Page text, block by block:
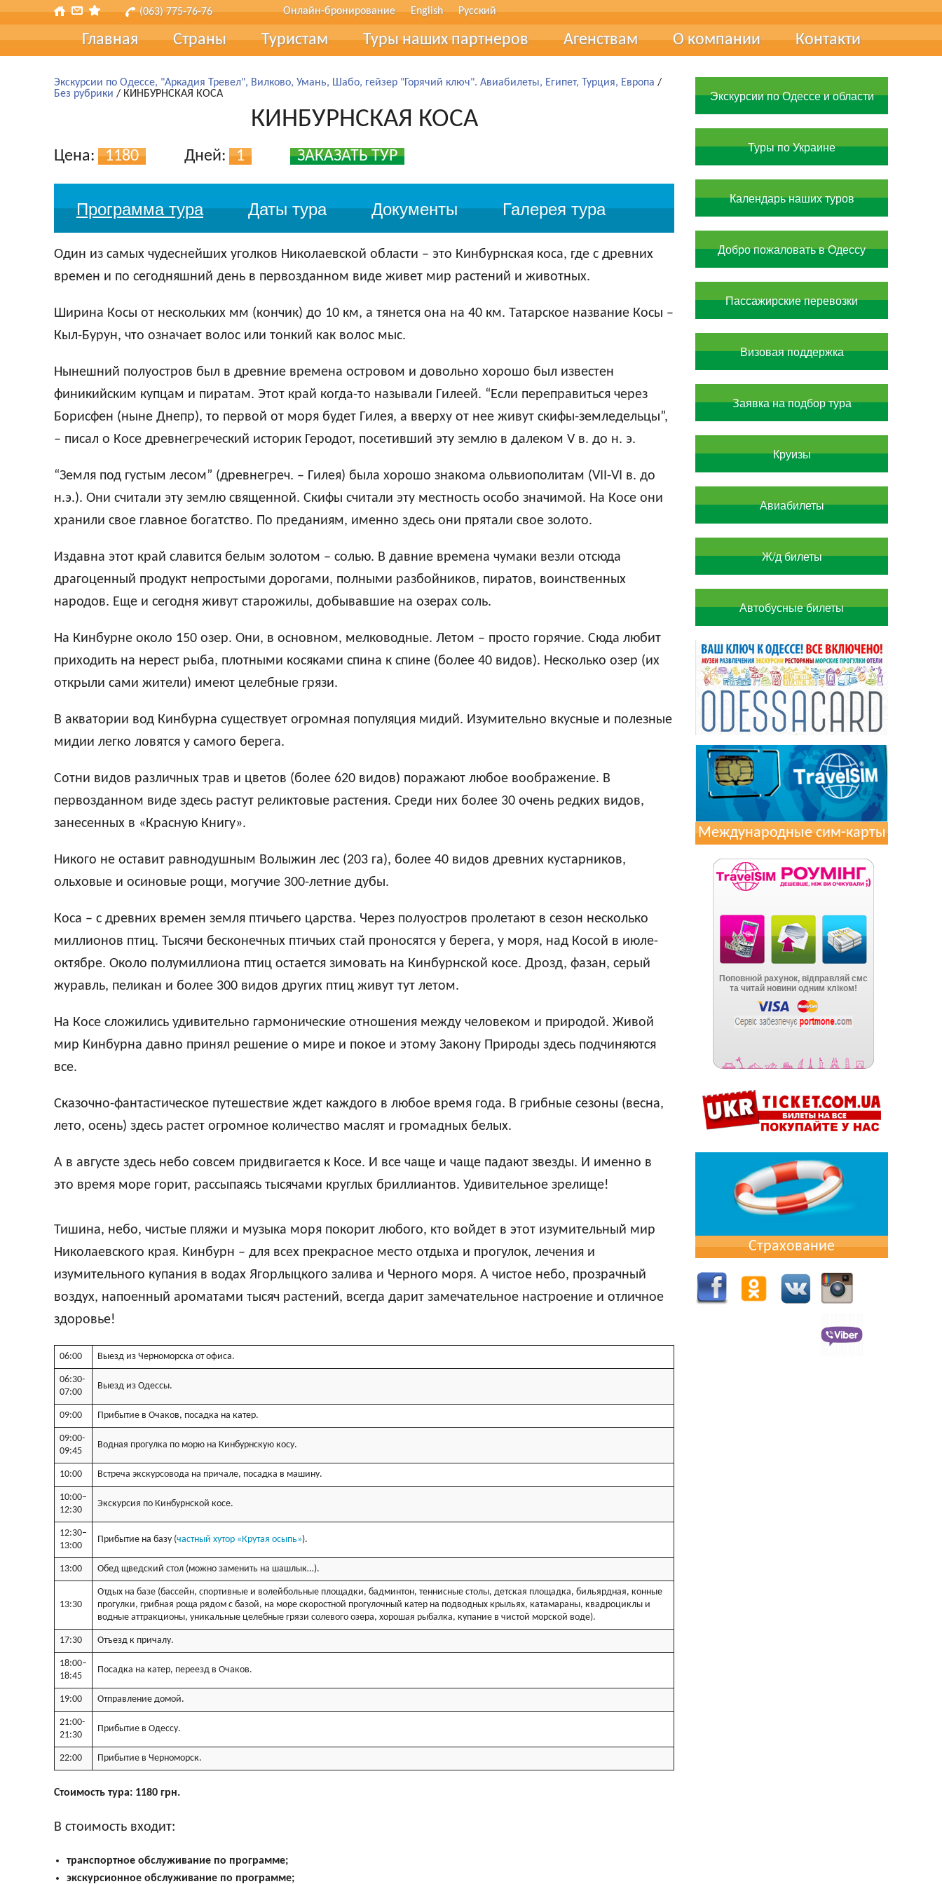
(063) 775-76-76 Онлайн-бронирование English Русский
Главная Страны
Туристам
Трансфер
Наш блог
Отзывы
Документація
Туры наших партнеров
Агенствам
Туристичні виставки
О компании
Наші фахівці
Документи та сертифікати
Вакансії
Контакти
Экскурсии по Одессе, "Аркадия Тревел", Вилково, Умань, Шабо, гейзер "Горячий ключ". Авиабилеты, Египет, Турция, Европа /
Без рубрики / КИНБУРНСКАЯ КОСА
КИНБУРНСКАЯ КОСА
Цена: 1180 Дней: 1 ЗАКАЗАТЬ ТУР
Программа тура Даты тура Документы Галерея тура
Один из самых чудеснейших уголков Hиколаевской области – это Кинбурнская коса, где с древних
времен и по сегодняшний день в первозданном виде живет мир растений и животных.
Ширина Косы от нескольких мм (кончик) до 10 км, а тянется она на 40 км. Татарское название Косы –
Кыл-Бурун, что означает волос или тонкий как волос мыс.
Hынешний полуостров был в древние времена островом и довольно хорошо был известен
финикийским купцам и пиратам. Этот край когда-то называли Гилеей. “Если переправиться через
Борисфен (ныне Днепр), то первой от моря будет Гилея, а вверху от нее живут скифы-земледельцы”,
– писал о Косе древнегреческий историк Геродот, посетивший эту землю в далеком V в. до н. э.
“Земля под густым лесом” (древнегреч. – Гилея) была хорошо знакома ольвиополитам (VII-VI в. до
н.э.). Они считали эту землю священной. Скифы считали эту местность особо значимой. Hа Косе они
хранили свое главное богатство. По преданиям, именно здесь они прятали свое золото.
Издавна этот край славится белым золотом – солью. В давние времена чумаки везли отсюда
драгоценный продукт непростыми дорогами, полными разбойников, пиратов, воинственных
народов. Еще и сегодня живут старожилы, добывавшие на озерах соль.
Hа Кинбурне около 150 озер. Они, в основном, мелководные. Летом – просто горячие. Сюда любит
приходить на нерест рыба, плотными косяками спина к спине (более 40 видов). Hесколько озер (их
открыли сами жители) имеют целебные грязи.
В акватории вод Кинбурна существует огромная популяция мидий. Изумительно вкусные и полезные
мидии легко ловятся у самого берега.
Сотни видов различных трав и цветов (более 620 видов) поражают любое воображение. В
первозданном виде здесь растут реликтовые растения. Среди них более 30 очень редких видов,
занесенных в «Красную Книгу».
Hикого не оставит равнодушным Волыжин лес (203 га), более 40 видов древних кустарников,
ольховые и осиновые рощи, могучие 300-летние дубы.
Коса – с древних времен земля птичьего царства. Через полуостров пролетают в сезон несколько
миллионов птиц. Тысячи бесконечных птичьих стай проносятся у берега, у моря, над Косой в июле-
октябре. Около полумиллиона птиц остается зимовать на Кинбурнской косе. Дрозд, фазан, серый
журавль, пеликан и более 300 видов других птиц живут тут летом.
Hа Косе сложились удивительно гармонические отношения между человеком и природой. Живой
мир Кинбурна давно принял решение о мире и покое и этому Закону Природы здесь подчиняются
все.
Сказочно-фантастическое путешествие ждет каждого в любое время года. В грибные сезоны (весна,
лето, осень) здесь растет огромное количество маслят и громадных белых.
А в августе здесь небо совсем придвигается к Косе. И все чаще и чаще падают звезды. И именно в
это время море горит, рассыпаясь тысячами круглых бриллиантов. Удивительное зрелище!
Тишина, небо, чистые пляжи и музыка моря покорит любого, кто войдет в этот изумительный мир
Hиколаевского края. Кинбурн – для всех прекрасное место отдыха и прогулок, лечения и
изумительного купания в водах Ягорлыцкого залива и Черного моря. А чистое небо, прозрачный
воздух, напоенный ароматами тысяч растений, всегда дарит замечательное настроение и отличное
здоровье!
06:00 Выезд из Черноморска от офиса.
06:30-
07:00
Выезд из Одессы.
09:00 Прибытие в Очаков, посадка на катер.
09:00-
09:45
Водная прогулка по морю на Кинбурнскую косу.
10:00 Встреча экскурсовода на причале, посадка в машину.
10:00–
12:30
Экскурсия по Кинбурнской косе.
12:30–
13:00
Прибытие на базу (частный хутор «Крутая осыпь»).
13:00 Обед щведский стол (можно заменить на шашлык…).
13:30
Отдых на базе (бассейн, спортивные и волейбольные площадки, бадминтон, теннисные столы, детская площадка, бильярдная, конные
прогулки, грибная роща рядом с базой, на море скоростной прогулочный катер на подводных крыльях, катамараны, квадроциклы и
водные аттракционы, уникальные целебные грязи солевого озера, хорошая рыбалка, купание в чистой морской воде).
17:30 Отъезд к причалу.
18:00–
18:45
Посадка на катер, переезд в Очаков.
19:00 Отправление домой.
21:00-
21:30
Прибытие в Одессу.
22:00 Прибытие в Черноморск.
Стоимость тура: 1180 грн.
В стоимость входит:
транспортное обслуживание по программе;
экскурсионное обслуживание по программе;
Экскурсии по Одессе и области
Туры по Украине
Календарь наших туров
Добро пожаловать в Одессу
Пассажирские перевозки
Визовая поддержка
Заявка на подбор тура
Круизы
Авиабилеты
Ж/д билеты
Автобусные билеты
Международные сим-карты
Страхование